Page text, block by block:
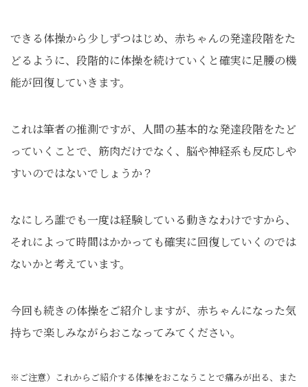
できる体操から少しずつはじめ、赤ちゃんの発達段階をた
どるように、段階的に体操を続けていくと確実に足腰の機
能が回復していきます。
これは筆者の推測ですが、人間の基本的な発達段階をたど
っていくことで、筋肉だけでなく、脳や神経系も反応しや
すいのではないでしょうか？
なにしろ誰でも一度は経験している動きなわけですから、
それによって時間はかかっても確実に回復していくのでは
ないかと考えています。
今回も続きの体操をご紹介しますが、赤ちゃんになった気
持ちで楽しみながらおこなってみてください。
※ご注意）これからご紹介する体操をおこなうことで痛みが出る、また